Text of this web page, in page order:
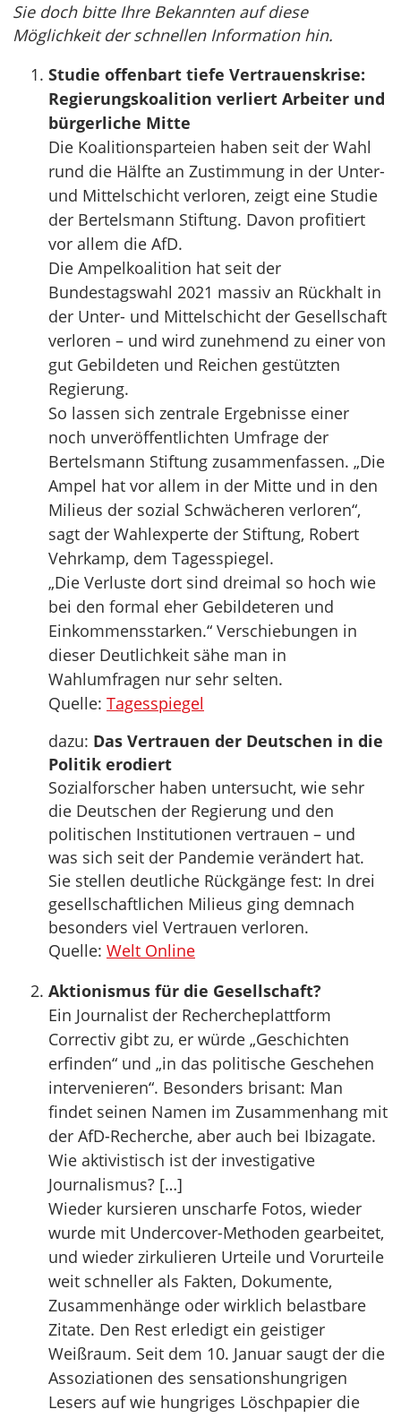
Sie doch bitte Ihre Bekannten auf diese
Möglichkeit der schnellen Information hin.
Studie offenbart tiefe Vertrauenskrise:
Regierungskoalition verliert Arbeiter und
bürgerliche Mitte
Die Koalitionsparteien haben seit der Wahl
rund die Hälfte an Zustimmung in der Unter-
und Mittelschicht verloren, zeigt eine Studie
der Bertelsmann Stiftung. Davon profitiert
vor allem die AfD.
Die Ampelkoalition hat seit der
Bundestagswahl 2021 massiv an Rückhalt in
der Unter- und Mittelschicht der Gesellschaft
verloren – und wird zunehmend zu einer von
gut Gebildeten und Reichen gestützten
Regierung.
So lassen sich zentrale Ergebnisse einer
noch unveröffentlichten Umfrage der
Bertelsmann Stiftung zusammenfassen. „Die
Ampel hat vor allem in der Mitte und in den
Milieus der sozial Schwächeren verloren“,
sagt der Wahlexperte der Stiftung, Robert
Vehrkamp, dem Tagesspiegel.
„Die Verluste dort sind dreimal so hoch wie
bei den formal eher Gebildeteren und
Einkommensstarken.“ Verschiebungen in
dieser Deutlichkeit sähe man in
Wahlumfragen nur sehr selten.
Quelle: Tagesspiegel
dazu: Das Vertrauen der Deutschen in die
Politik erodiert
Sozialforscher haben untersucht, wie sehr
die Deutschen der Regierung und den
politischen Institutionen vertrauen – und
was sich seit der Pandemie verändert hat.
Sie stellen deutliche Rückgänge fest: In drei
gesellschaftlichen Milieus ging demnach
besonders viel Vertrauen verloren.
Quelle: Welt Online
Aktionismus für die Gesellschaft?
Ein Journalist der Rechercheplattform
Correctiv gibt zu, er würde „Geschichten
erfinden“ und „in das politische Geschehen
intervenieren“. Besonders brisant: Man
findet seinen Namen im Zusammenhang mit
der AfD-Recherche, aber auch bei Ibizagate.
Wie aktivistisch ist der investigative
Journalismus? […]
Wieder kursieren unscharfe Fotos, wieder
wurde mit Undercover-Methoden gearbeitet,
und wieder zirkulieren Urteile und Vorurteile
weit schneller als Fakten, Dokumente,
Zusammenhänge oder wirklich belastbare
Zitate. Den Rest erledigt ein geistiger
Weißraum. Seit dem 10. Januar saugt der die
Assoziationen des sensationshungrigen
Lesers auf wie hungriges Löschpapier die